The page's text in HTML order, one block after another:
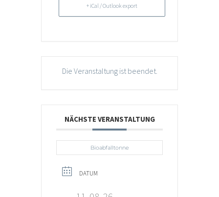
+ iCal / Outlook export
Die Veranstaltung ist beendet.
NÄCHSTE VERANSTALTUNG
Bioabfalltonne
DATUM